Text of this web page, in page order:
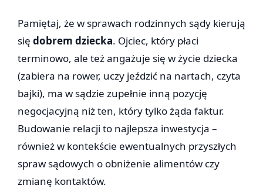
Pamiętaj, że w sprawach rodzinnych sądy kierują
się dobrem dziecka. Ojciec, który płaci
terminowo, ale też angażuje się w życie dziecka
(zabiera na rower, uczy jeździć na nartach, czyta
bajki), ma w sądzie zupełnie inną pozycję
negocjacyjną niż ten, który tylko żąda faktur.
Budowanie relacji to najlepsza inwestycja –
również w kontekście ewentualnych przyszłych
spraw sądowych o obniżenie alimentów czy
zmianę kontaktów.